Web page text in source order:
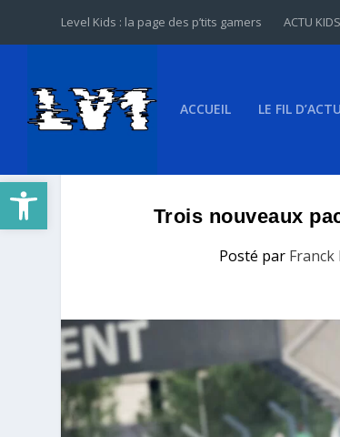
Ouvrir la barre d’outils
Level Kids : la page des p’tits gamers ACTU KIDS
ACCUEIL LE FIL D’ACTU
Trois nouveaux
Posté par Franck